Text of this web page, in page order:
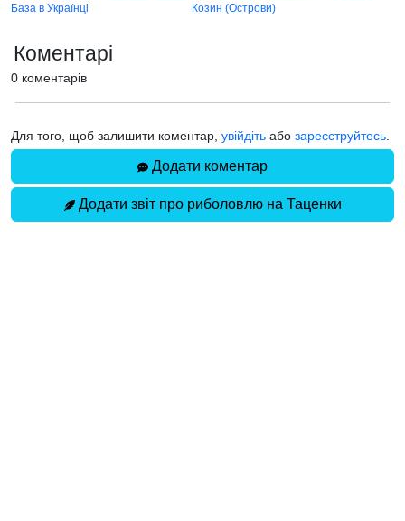
База в Українці Козин (Острови)
Коментарі
0 коментарів
Для того, щоб залишити коментар, увійдіть або зареєструйтесь
Додати коментар
Додати звіт про риболовлю на Таценки